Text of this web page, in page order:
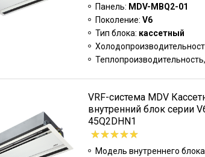
Панель: MDV-MBQ2-01
Поколение: V6
Тип блока: кассетный
VRF-система MDV
внутренний блок серии
45Q2DHN1
Модель внутреннего